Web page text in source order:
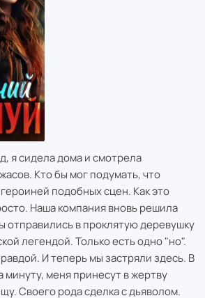
я сидела дома и смотрела
Кто бы мог подумать, что
подобных сцен. Как это
Наша компания вновь решила
отправились в проклятую деревушку
легендой. Только есть одно "но".
И теперь мы застряли здесь. В
минуту, меня принесут в жертву
Своего рода сделка с дьяволом.